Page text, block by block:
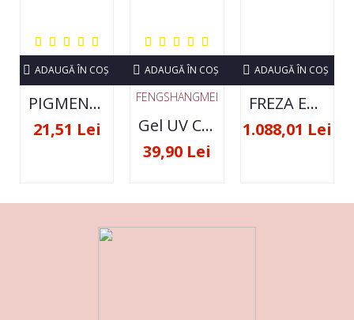
PIGMENT NEON SET 12 CULORI
21,51 Lei
ADAUGĂ ÎN COŞ
FENGSHANGMEI
Gel UV Constructie FSM 50ML - 07
39,90 Lei
ADAUGĂ ÎN COŞ
FREZA ELECTRICA STRONG 210 35000 RPM- ORIGINALA
1.088,01 Lei
ADAUGĂ ÎN COŞ